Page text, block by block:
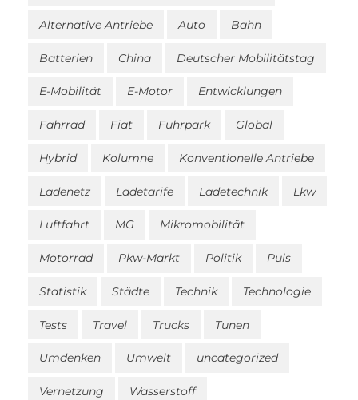
Alternative Antriebe Auto Bahn
Batterien China Deutscher Mobilitätstag
E-Mobilität E-Motor Entwicklungen
Fahrrad Fiat Fuhrpark Global
Hybrid Kolumne Konventionelle Antriebe
Ladenetz Ladetarife Ladetechnik Lkw
Luftfahrt MG Mikromobilität
Motorrad Pkw-Markt Politik Puls
Statistik Städte Technik Technologie
Tests Travel Trucks Tunen
Umdenken Umwelt uncategorized
Vernetzung Wasserstoff